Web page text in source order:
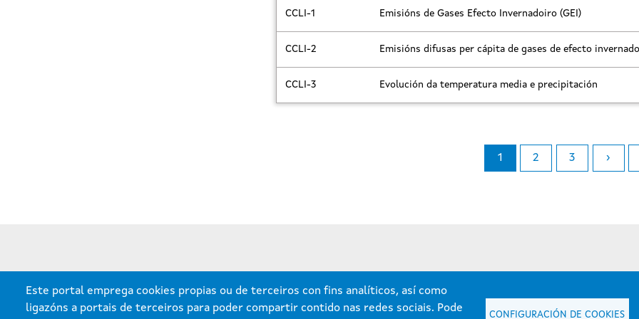
Este portal emprega cookies propias ou de terceiros con fins analíticos, así como
ligazóns a portais de terceiros para poder compartir contido nas redes sociais. Pode
CONFIGURACIÓN DE COOKIES
CCLI-1 Emisións de Gases Efecto Invernadoiro (GEI)
CCLI-2 Emisións difusas per cápita de gases de efecto
CCLI-3 Evolución da temperatura media e precipitación
Páxina
1 Páxina
2 Páxina
3 ›